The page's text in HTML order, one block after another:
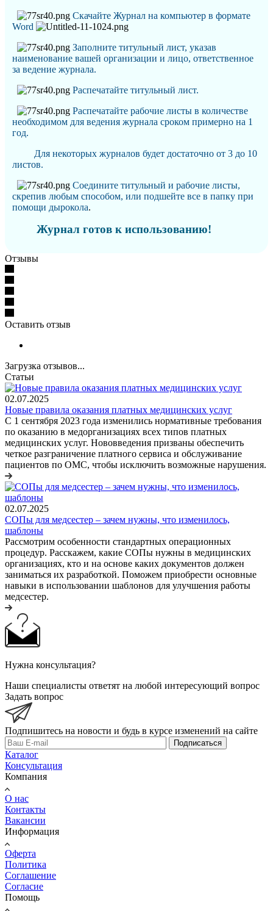
Скачайте Журнал на компьютер в формате
Word
Заполните титульный лист, указав
наименование вашей организации и лицо, ответственное
за ведение журнала.
Распечатайте титульный лист.
Распечатайте рабочие листы в количестве
необходимом для ведения журнала сроком примерно на 1
год.
Для некоторых журналов будет достаточно от 3 до 10
листов.
Соедините титульный и рабочие листы,
скрепив любым способом, или подшейте все в папку при
помощи дырокола.
Журнал готов к использованию!
Отзывы
Оставить отзыв
Загрузка отзывов...
Статьи
02.07.2025
Новые правила оказания платных медицинских услуг
С 1 сентября 2023 года изменились нормативные требования
по оказанию в медорганизациях всех типов платных
медицинских услуг. Нововведения призваны обеспечить
четкое разграничение платного сервиса и обслуживание
пациентов по ОМС, чтобы исключить возможные нарушения.
02.07.2025
СОПы для медсестер – зачем нужны, что изменилось,
шаблоны
Рассмотрим особенности стандартных операционных
процедур. Расскажем, какие СОПы нужны в медицинских
организациях, кто и на основе каких документов должен
заниматься их разработкой. Поможем приобрести основные
навыки в использовании шаблонов для улучшения работы
медсестер.
Нужна консультация?
Наши специалисты ответят на любой интересующий вопрос
Задать вопрос
Подпишитесь на новости и будь в курсе изменений на сайте
Подписаться
Каталог
Консультация
Компания
О нас
Контакты
Вакансии
Информация
Оферта
Политика
Соглашение
Согласие
Помощь